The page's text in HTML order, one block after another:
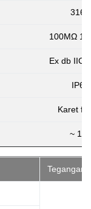
316L
100MΩ
Ex db IIC
IP65
Karet
~ 1kg
Tegangan